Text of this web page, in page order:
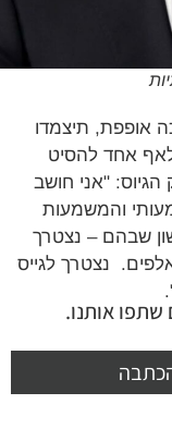
תיצמדו
אחד להסיט
"אני חושב
והמשמעות
– נצטרך
נצטרך לגייס
אותנו.